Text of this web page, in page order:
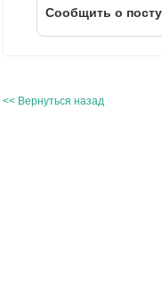
Cообщить о
<< Вернуться назад